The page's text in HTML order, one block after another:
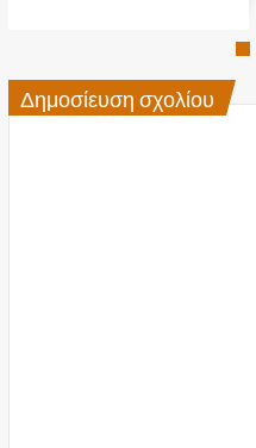
Δημοσίευση σχολίου